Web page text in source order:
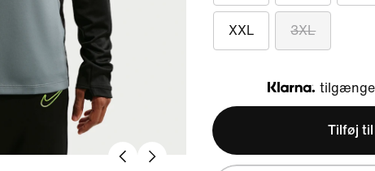
XXL 3XL
Klarna
Tilføj til